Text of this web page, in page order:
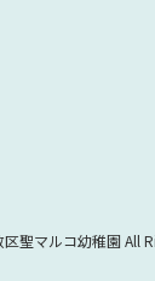
聖マルコ幼稚園 All